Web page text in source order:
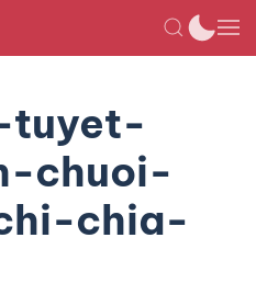
tuyet-
chuoi-
chia-